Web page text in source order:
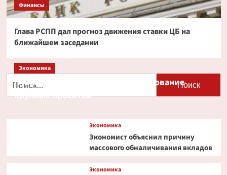
Финансы
Глава РСПП дал прогноз движения ставки ЦБ на
ближайшем заседании
Экономика
Путин и Костин обсудили кредитование
крупных проектов
Экономика
Экономист объяснил причину
массового обналичивания вкладов
Экономика